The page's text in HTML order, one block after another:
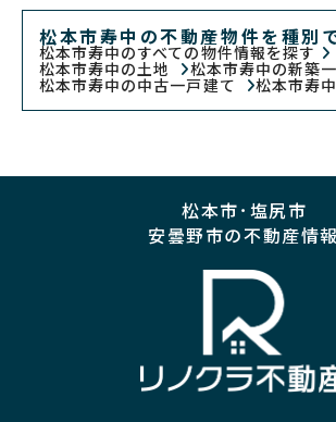
松本市寿中の不動産物件を種別
松本市寿中のすべての物件情報を探す
松本市寿中の土地 松本市寿中の新築
松本市寿中の中古一戸建て 松本市寿
松本市･塩尻市
安曇野市の不動産情報